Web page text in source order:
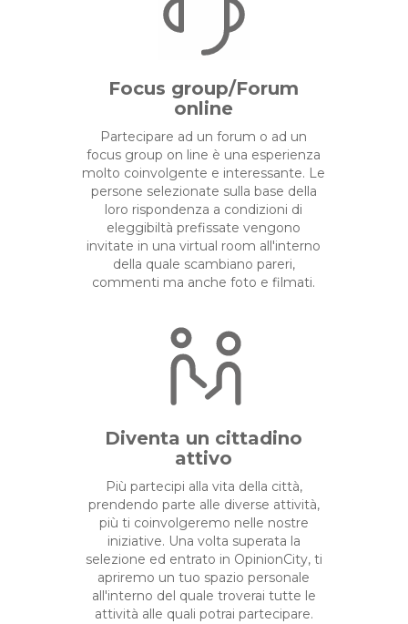
Focus group/Forum
online
Partecipare ad un forum o ad un
focus group on line è una esperienza
molto coinvolgente e interessante. Le
persone selezionate sulla base della
loro rispondenza a condizioni di
eleggibiltà prefissate vengono
invitate in una virtual room all'interno
della quale scambiano pareri,
commenti ma anche foto e filmati.
Diventa un cittadino
attivo
Più partecipi alla vita della città,
prendendo parte alle diverse attività,
più ti coinvolgeremo nelle nostre
iniziative. Una volta superata la
selezione ed entrato in OpinionCity, ti
apriremo un tuo spazio personale
all'interno del quale troverai tutte le
attività alle quali potrai partecipare.